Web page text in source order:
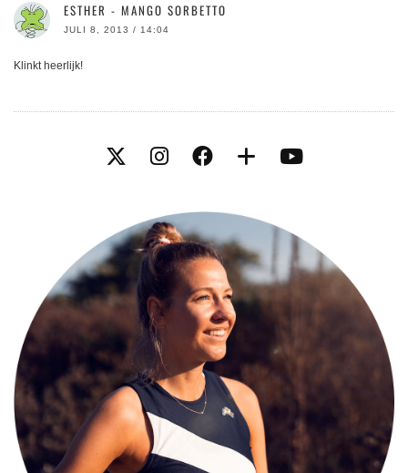
ESTHER - MANGO SORBETTO
JULI 8, 2013 / 14:04
Klinkt heerlijk!